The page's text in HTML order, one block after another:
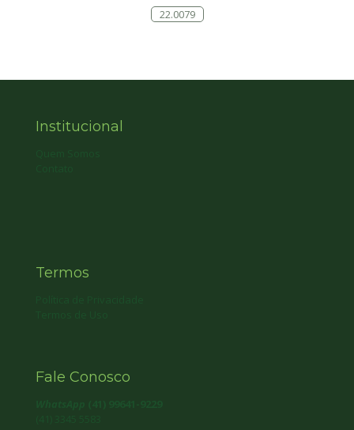
22.0079
Institucional
Termos
Fale Conosco